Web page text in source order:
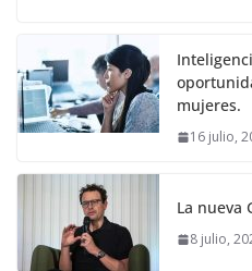
mujeres.
16 julio,
La nueva
8 julio,